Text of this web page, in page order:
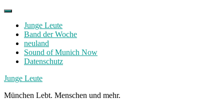
Skip
contentJunge Leute
Band der Woche
neuland
Sound of Munich Now
Datenschutz
Facebook
Twitter
Instagram
Junge Leute
München Lebt. Menschen und mehr.